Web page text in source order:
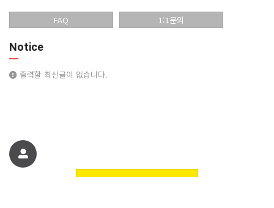
FAQ 1:1문의
Notice
출력할 최신글이 없습니다.
친구에게 추천하기